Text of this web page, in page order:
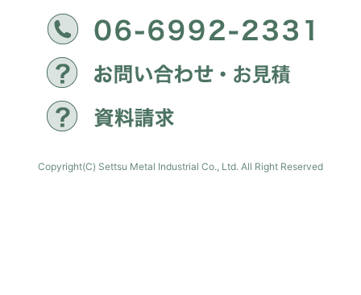
Copyright(C) Settsu Metal Industrial Co., Ltd. All Right Reserved